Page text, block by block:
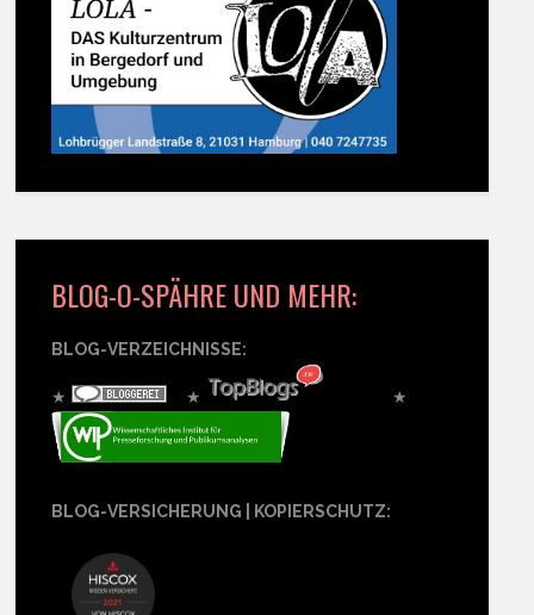
BLOG-O-SPÄHRE UND MEHR:
BLOG-VERZEICHNISSE:
★ ★ ★
BLOG-VERSICHERUNG | KOPIERSCHUTZ: